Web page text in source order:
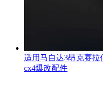
适用马自达3昂克赛
cx4爆改配件